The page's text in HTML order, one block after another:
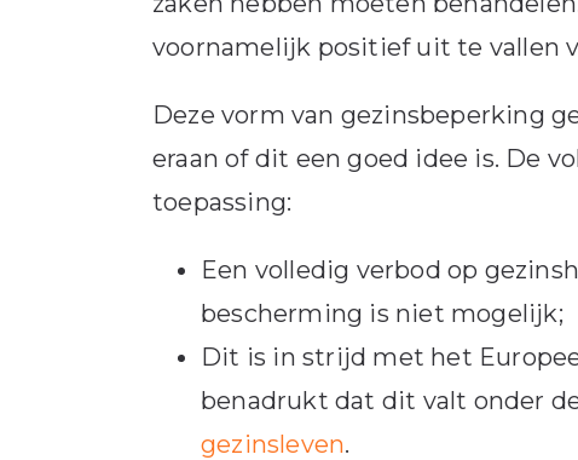
voornamelijk positief uit te vallen
Deze vorm van gezinsbeperking
eraan of dit een goed idee is. De
toepassing:
Een volledig verbod op
bescherming is niet mogelijk;
Dit is in strijd met het
benadrukt dat dit valt onder
gezinsleven.